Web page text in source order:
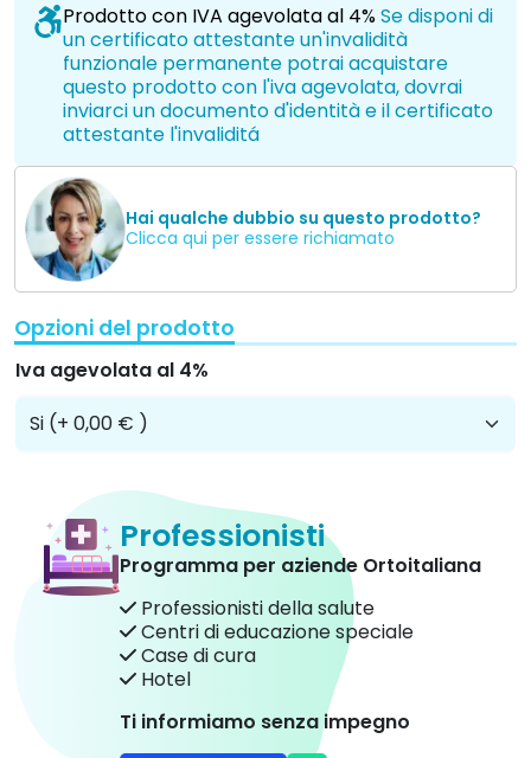
Prodotto con IVA agevolata al 4%Se disponi di
un certificato attestante un'invalidità
funzionale permanente potrai acquistare
questo prodotto con l'iva agevolata, dovrai
inviarci un documento d'identità e il certificato
attestante l'invaliditá
Hai qualche dubbio su questo prodotto?
Clicca qui per essere richiamato
Opzioni del prodotto
Iva agevolata al 4%
Professionisti
Programma per aziende Ortoitaliana
Professionisti della salute
Centri di educazione speciale
Case di cura
Hotel
Ti informiamo senza impegno